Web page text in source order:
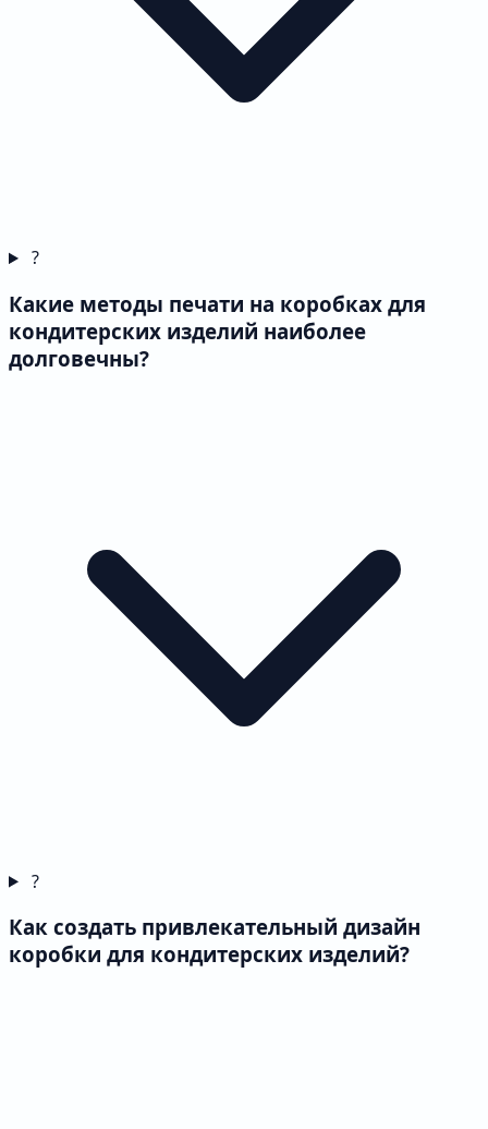
?
Какие методы печати на коробках для
кондитерских изделий наиболее
долговечны?
?
Как создать привлекательный дизайн
коробки для кондитерских изделий?